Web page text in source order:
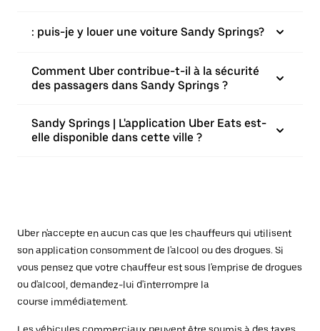
: puis-je y louer une voiture Sandy Springs?
Comment Uber contribue-t-il à la sécurité
des passagers dans Sandy Springs ?
Sandy Springs | L'application Uber Eats est-
elle disponible dans cette ville ?
Uber n'accepte en aucun cas que les chauffeurs qui utilisent
son application consomment de l'alcool ou des drogues. Si
vous pensez que votre chauffeur est sous l'emprise de drogues
ou d'alcool, demandez-lui d'interrompre la
course immédiatement.